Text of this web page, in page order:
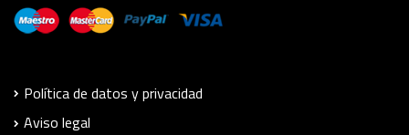
Política de datos y privacidad
Aviso legal